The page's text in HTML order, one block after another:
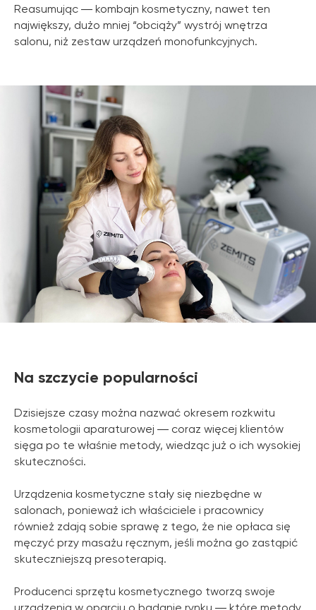
Reasumując ― kombajn kosmetyczny, nawet ten
największy, dużo mniej “obciąży” wystrój wnętrza
salonu, niż zestaw urządzeń monofunkcyjnych.
Na szczycie popularności
Dzisiejsze czasy można nazwać okresem rozkwitu
kosmetologii aparaturowej ― coraz więcej klientów
sięga po te właśnie metody, wiedząc już o ich wysokiej
skuteczności.
Urządzenia kosmetyczne stały się niezbędne w
salonach, ponieważ ich właściciele i pracownicy
również zdają sobie sprawę z tego, że nie opłaca się
męczyć przy masażu ręcznym, jeśli można go zastąpić
skuteczniejszą presoterapią.
Producenci sprzętu kosmetycznego tworzą swoje